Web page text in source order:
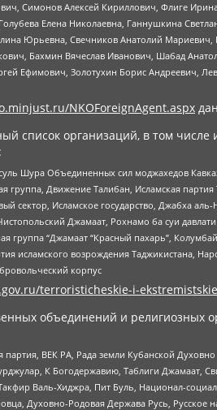
Симонов Алексей Кириллович, Флиге
Елена Николаевна, Ганнушкина
Юрьевна, Свечников Анатолий
Бахмин Вячеслав Иванович, Шабад
Ефимович, Золотухин Борис Андреевич,
NKOForeignAgent.aspx
список организаций, в том числе
Шура Объединенных сил моджахедов
группа, Движение Талибан, Исламская
сектор, Исламское государство, Джабха
Джамаат, Рохнамо ба суи
группа “Джамаат “Красный пахарь”,
исламского возрождения Таджикистана,
корпус
terroristicheskie-i-
объединений и религиозных
партия, ВЕК РА, Рада земли Кубанской
К Богодержавию, Таблиги Джамаат,
Валь-Хиджра, Пит Буль, Национал-
Духовно-Родовая Держава Русь,